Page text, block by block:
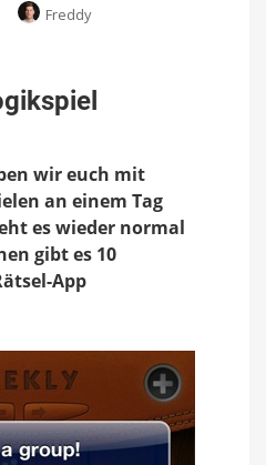
Freddy
wir euch mit
an einem Tag
es wieder normal
gibt es 10
App